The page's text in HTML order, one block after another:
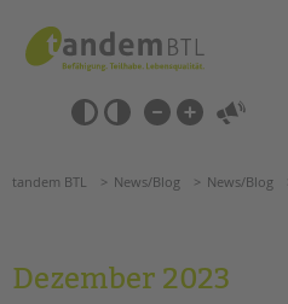
springen
Barrierefrei-
Einstellungen
überspringen
überspringen
tandem BTL News/Blog News/Blog
Dezember 2023